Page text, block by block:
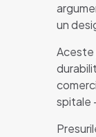
un
Aceste
spitale